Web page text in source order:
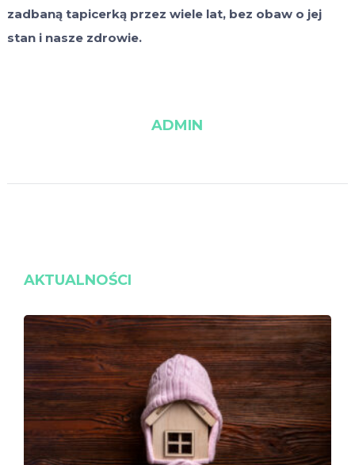
zadbaną tapicerką przez wiele lat, bez obaw o jej
stan i nasze zdrowie.
ADMIN
AKTUALNOŚCI